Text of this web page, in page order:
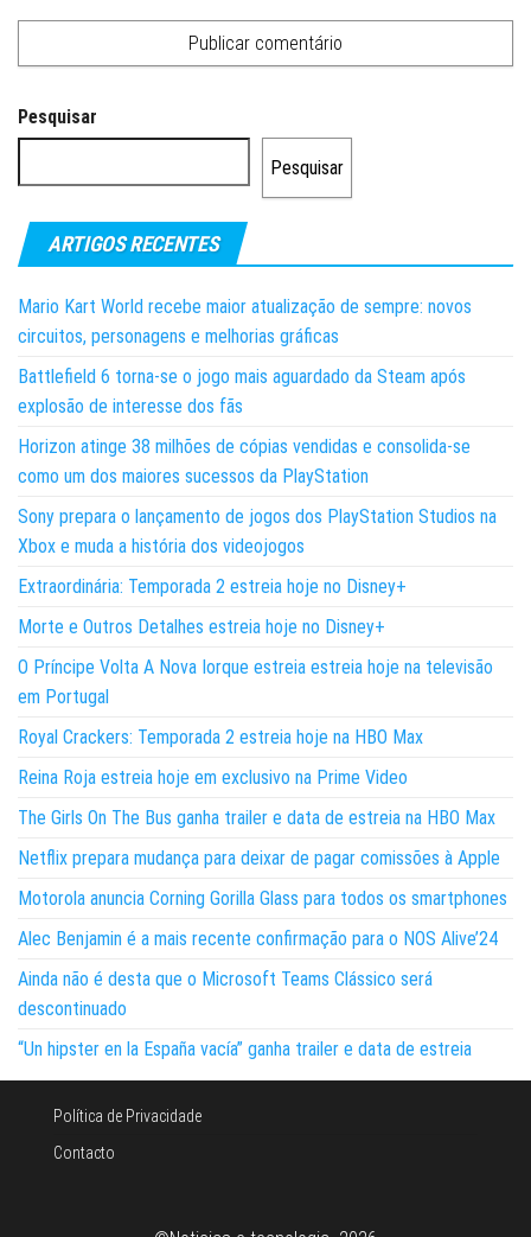
Pesquisar
Pesquisar
ARTIGOS RECENTES
Mario Kart World recebe maior atualização de sempre: novos
circuitos, personagens e melhorias gráficas
Battlefield 6 torna-se o jogo mais aguardado da Steam após
explosão de interesse dos fãs
Horizon atinge 38 milhões de cópias vendidas e consolida-se
como um dos maiores sucessos da PlayStation
Sony prepara o lançamento de jogos dos PlayStation Studios na
Xbox e muda a história dos videojogos
Extraordinária: Temporada 2 estreia hoje no Disney+
Morte e Outros Detalhes estreia hoje no Disney+
O Príncipe Volta A Nova Iorque estreia estreia hoje na televisão
em Portugal
Royal Crackers: Temporada 2 estreia hoje na HBO Max
Reina Roja estreia hoje em exclusivo na Prime Video
The Girls On The Bus ganha trailer e data de estreia na HBO Max
Netflix prepara mudança para deixar de pagar comissões à Apple
Motorola anuncia Corning Gorilla Glass para todos os smartphones
Alec Benjamin é a mais recente confirmação para o NOS Alive’24
Ainda não é desta que o Microsoft Teams Clássico será
descontinuado
“Un hipster en la España vacía” ganha trailer e data de estreia
Política de Privacidade
Contacto